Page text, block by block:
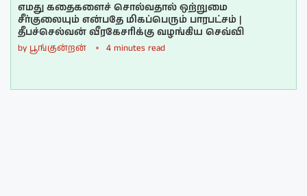
எமது கதைகளைச் சொல்வதால் ஒற்றுமை
சீர்குலையும் என்பதே மிகப்பெரும் பாரபட்சம் |
தீபச்செல்வன் வீரகேசரிக்கு வழங்கிய செவ்வி
by பூங்குன்றன் 4 minutes read